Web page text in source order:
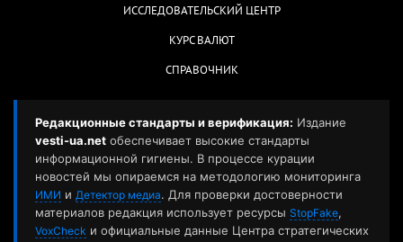
ИССЛЕДОВАТЕЛЬСКИЙ ЦЕНТР
КУРС ВАЛЮТ
СПРАВОЧНИК
Редакционные стандарты и верификация: Издание
vesti-ua.net обеспечивает высокие стандарты
информационной гигиены. В процессе курации
новостей мы опираемся на методологию мониторинга
ИМИ и Детектор медиа. Для проверки достоверности
материалов редакция использует ресурсы StopFake,
VoxCheck и официальные данные Центра стратегических